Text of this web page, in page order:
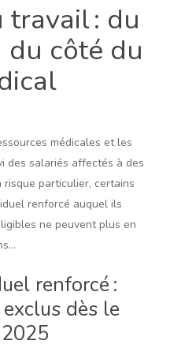
travail : du
du côté du
médicales et les
des salariés affectés à des
particulier, certains
renforcé auquel ils
ne peuvent plus en
renforcé :
dès le